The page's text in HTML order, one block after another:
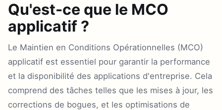
Qu'est-ce que le MCO
applicatif ?
Le Maintien en Conditions Opérationnelles (MCO)
applicatif est essentiel pour garantir la performance
et la disponibilité des applications d'entreprise. Cela
comprend des tâches telles que les mises à jour, les
corrections de bogues, et les optimisations de